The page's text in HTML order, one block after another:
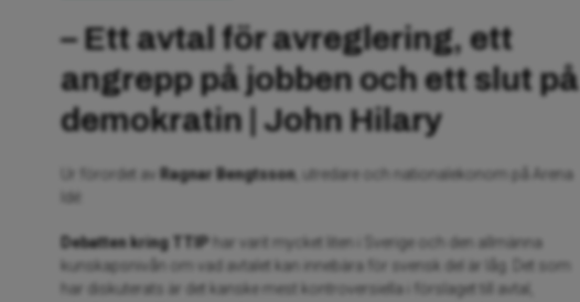
– Ett avtal för avreglering, ett
angrepp på jobben och ett slut på
demokratin | John Hilary
Ur förordet av Ragnar Bengtsson , utredare och nationalekonom på Arena
Idé:
Debatten kring TTIP har varit mycket liten i Sverige och den allmänna
kunskapsnivån om vad avtalet kan innebära för svensk del är låg. Det som
har diskuterats är det kanske mest kontroversiella i förslaget till avtal,